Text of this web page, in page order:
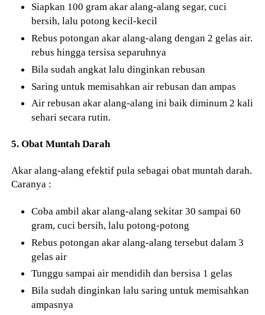
Siapkan 100 gram akar alang-alang segar, cuci
bersih, lalu potong kecil-kecil
Rebus potongan akar alang-alang dengan 2 gelas air.
rebus hingga tersisa separuhnya
Bila sudah angkat lalu dinginkan rebusan
Saring untuk memisahkan air rebusan dan ampas
Air rebusan akar alang-alang ini baik diminum 2 kali
sehari secara rutin.
5. Obat Muntah Darah
Akar alang-alang efektif pula sebagai obat muntah darah.
Caranya :
Coba ambil akar alang-alang sekitar 30 sampai 60
gram, cuci bersih, lalu potong-potong
Rebus potongan akar alang-alang tersebut dalam 3
gelas air
Tunggu sampai air mendidih dan bersisa 1 gelas
Bila sudah dinginkan lalu saring untuk memisahkan
ampasnya